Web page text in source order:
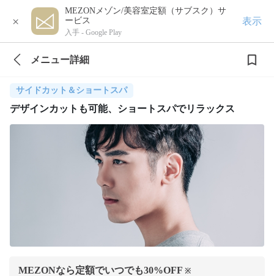
×
MEZONメゾン/美容室定額（サブスク）サ
ービス
入手 - Google Play
表示
メニュー詳細
サイドカット＆ショートスパ
デザインカットも可能、ショートスパでリラックス
MEZONなら定額でいつでも30%OFF ※